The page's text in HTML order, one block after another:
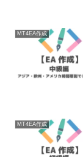
MT4EA作成
MT4EA作成